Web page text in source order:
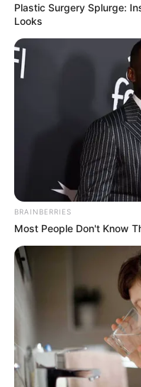
TEMAS
MOVILIDAD
MANTÉNGASE
Tenemos
interesan.
favor,
ACTIVAR AHORA
TEMAS
RECIBO DEL AGUA
CUNDINAMARCA
CORTES DE LUZ
REGIOTRAM DE
Plastic Surgery Splurge:
Looks
BRAINBERRIES
Most People Don't Know